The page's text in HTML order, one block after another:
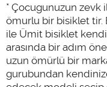
* Çocugunuzun zevk
ömurlu bir bisiklet
ile Ümit bisiklet
arasında bir adım
uzun ömürlü bir
gurubundan